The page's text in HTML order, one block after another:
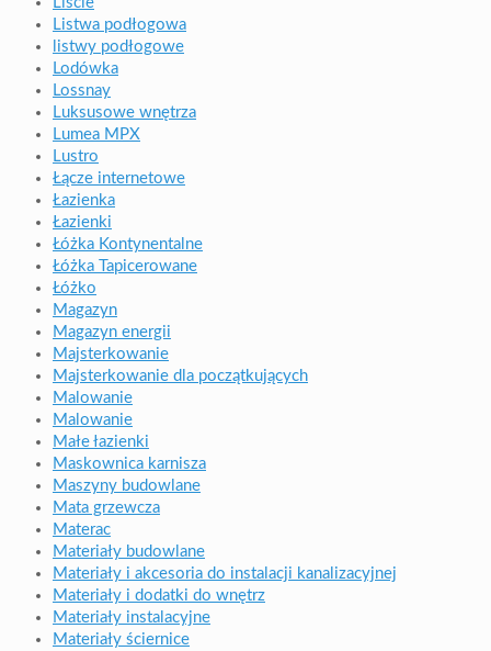
Listwa podłogowa
listwy podłogowe
Lodówka
Lossnay
Luksusowe wnętrza
Lumea MPX
Lustro
Łącze internetowe
Łazienka
Łazienki
Łóżka Kontynentalne
Łóżka Tapicerowane
Łóżko
Magazyn
Magazyn energii
Majsterkowanie
Majsterkowanie dla początkujących
Malowanie
Malowanie
Małe łazienki
Maskownica karnisza
Maszyny budowlane
Mata grzewcza
Materac
Materiały budowlane
Materiały i akcesoria do instalacji kanalizacyjnej
Materiały i dodatki do wnętrz
Materiały instalacyjne
Materiały ściernice